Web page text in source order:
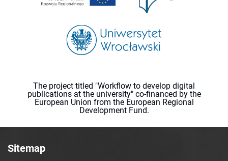
The project titled "Workflow to develop digital
publications at the university" co-financed by the
European Union from the European Regional
Development Fund.
Sitemap